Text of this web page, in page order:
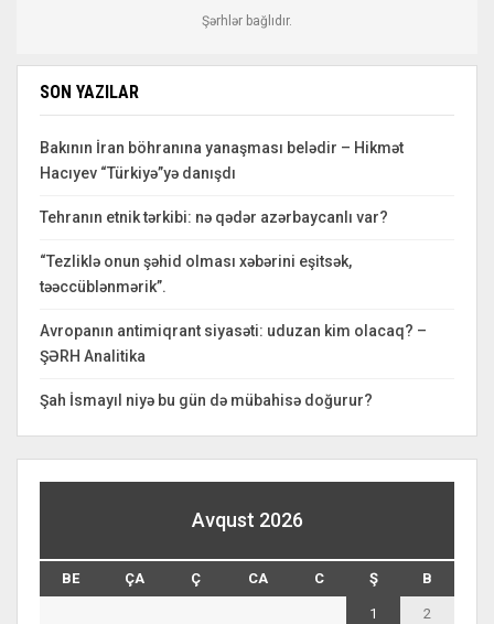
Şərhlər bağlıdır.
SON YAZILAR
Bakının İran böhranına yanaşması belədir – Hikmət
Hacıyev “Türkiyə”yə danışdı
Tehranın etnik tərkibi: nə qədər azərbaycanlı var?
“Tezliklə onun şəhid olması xəbərini eşitsək,
təəccüblənmərik”.
Avropanın antimiqrant siyasəti: uduzan kim olacaq? –
ŞƏRH Analitika
Şah İsmayıl niyə bu gün də mübahisə doğurur?
Avqust 2026
BE ÇA Ç CA C Ş B
1 2